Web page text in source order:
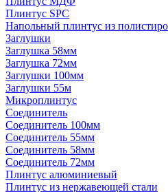
Плинтус SPC
Напольный плинтус из
Заглушки
Заглушка 58мм
Заглушка 72мм
Заглушки 100мм
Заглушки 55м
Микроплинтус
Соединитель
Соединитель 100мм
Соединитель 55мм
Соединитель 58мм
Соединитель 72мм
Плинтус алюминиевый
Плинтус из нержавеющей стали